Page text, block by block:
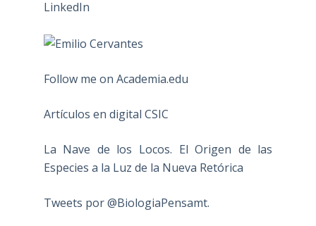
Follow me on Academia.edu
Artículos en digital CSIC
La Nave de los Locos. El Origen de las
Especies a la Luz de la Nueva Retórica
Tweets por @BiologiaPensamt.